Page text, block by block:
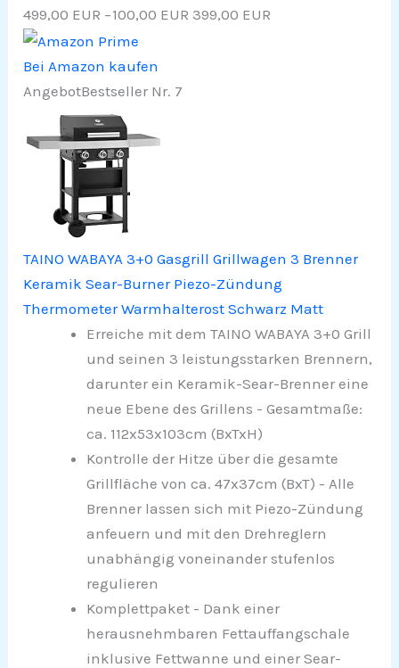
499,00 EUR −100,00 EUR 399,00 EUR
Bei Amazon kaufen
AngebotBestseller Nr. 7
TAINO WABAYA 3+0 Gasgrill Grillwagen 3 Brenner
Keramik Sear-Burner Piezo-Zündung
Thermometer Warmhalterost Schwarz Matt
Erreiche mit dem TAINO WABAYA 3+0 Grill
und seinen 3 leistungsstarken Brennern,
darunter ein Keramik-Sear-Brenner eine
neue Ebene des Grillens - Gesamtmaße:
ca. 112x53x103cm (BxTxH)
Kontrolle der Hitze über die gesamte
Grillfläche von ca. 47x37cm (BxT) - Alle
Brenner lassen sich mit Piezo-Zündung
anfeuern und mit den Drehreglern
unabhängig voneinander stufenlos
regulieren
Komplettpaket - Dank einer
herausnehmbaren Fettauffangschale
inklusive Fettwanne und einer Sear-